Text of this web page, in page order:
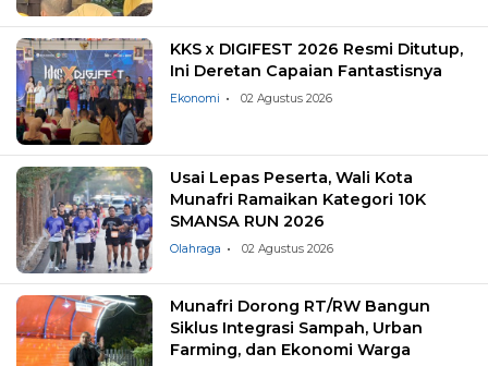
KKS x DIGIFEST 2026 Resmi Ditutup,
Ini Deretan Capaian Fantastisnya
Ekonomi 02 Agustus 2026
Usai Lepas Peserta, Wali Kota
Munafri Ramaikan Kategori 10K
SMANSA RUN 2026
Olahraga 02 Agustus 2026
Munafri Dorong RT/RW Bangun
Siklus Integrasi Sampah, Urban
Farming, dan Ekonomi Warga